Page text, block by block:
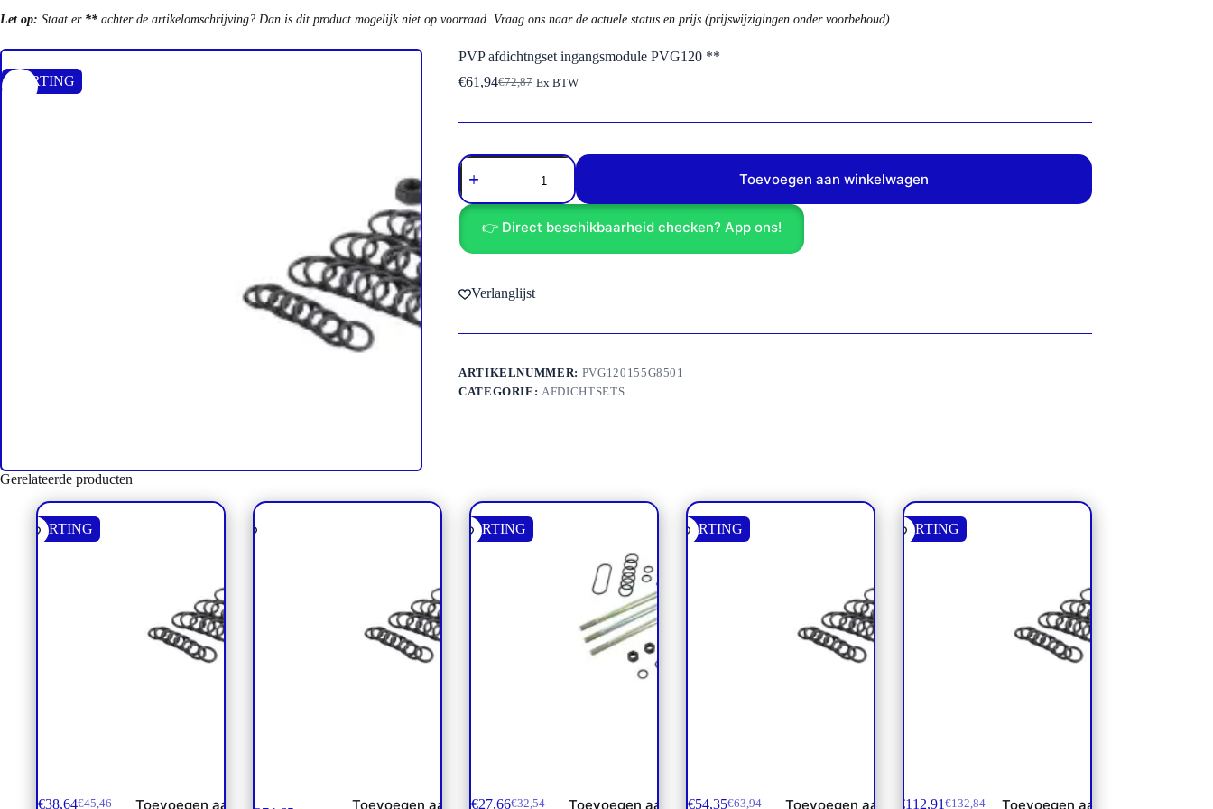
Let op: Staat er ** achter de artikelomschrijving? Dan is dit product mogelijk niet op voorraad. Vraag ons naar de actuele status en prijs (prijswijzigingen onder voorbehoud).
KORTING
PVP afdichtngset ingangsmodule PVG120 **
€72,87
Oorspronkelijke
was:
€61,94Huidige
is:
Ex BTW
PVP
afdichtngset
ingangsmodule
PVG120
aantal
Toevoegen aan winkelwagen
👉 Direct beschikbaarheid checken? App ons!
Verlanglijst
ARTIKELNUMMER: PVG120155G8501
CATEGORIE:AFDICHTSETS
Gerelateerde producten
KORTING
€45,46
€38,64 Toevoegen aan Toevoegen aan
KORTING
€32,54
€27,66 Toevoegen aan
KORTING
€63,94
€54,35 Toevoegen aan
KORTING
€132,84
€112,91 Toevoegen aan